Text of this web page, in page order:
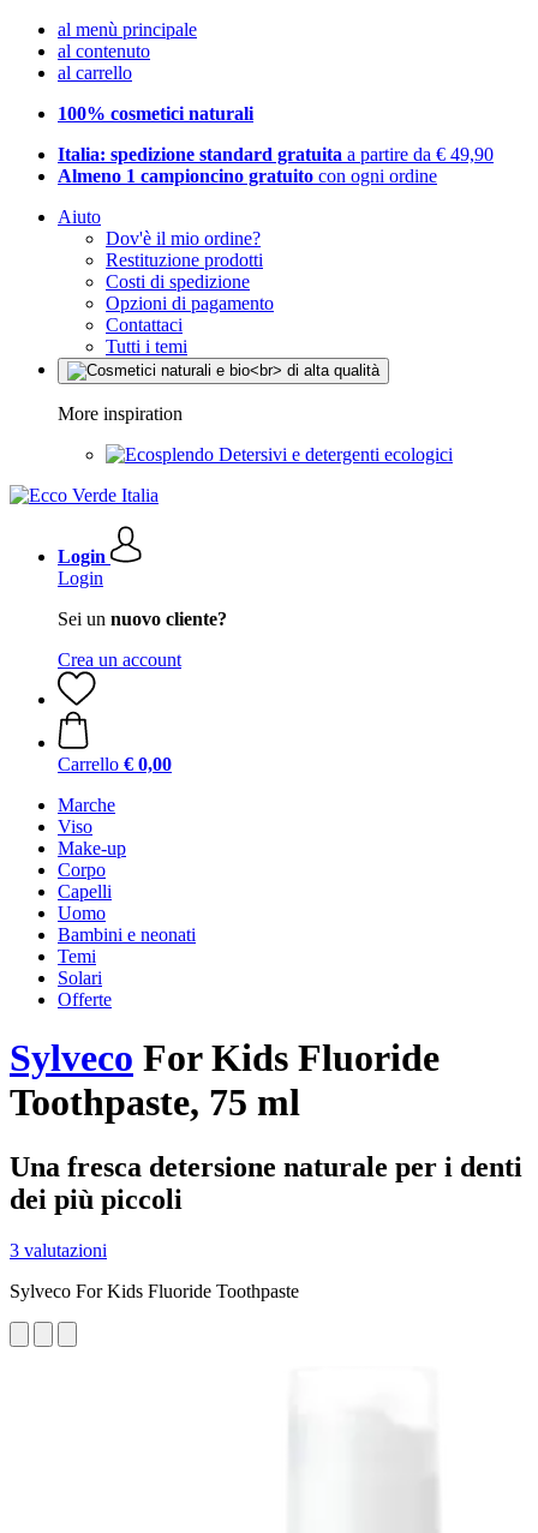
al menù principale
al contenuto
al carrello
100% cosmetici naturali
Italia: spedizione standard gratuita a partire da € 49,90
Almeno 1 campioncino gratuito con ogni ordine
Aiuto
Dov'è il mio ordine?
Restituzione prodotti
Costi di spedizione
Opzioni di pagamento
Contattaci
Tutti i temi
More inspiration
Detersivi e detergenti ecologici
Login
Login
Sei un nuovo cliente?
Crea un account
Carrello € 0,00
Marche
Viso
Make-up
Corpo
Capelli
Uomo
Bambini e neonati
Temi
Solari
Offerte
Sylveco For Kids Fluoride
Toothpaste, 75 ml
Una fresca detersione naturale per i denti
dei più piccoli
3 valutazioni
Sylveco For Kids Fluoride Toothpaste